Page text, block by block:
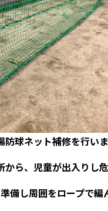
球ネット補修を行いま
ら、児童が出入りし
備し周囲をロープで編